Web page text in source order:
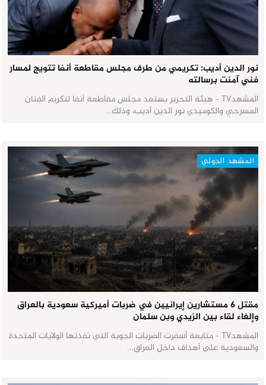
نور الدين أديب: تكريمي من طرف مجلس مقاطعة أنفا تتويج لمسار
فني آمنت برسالته
المشهدTV - هيئة التحرير يستعد مجلس مقاطعة أنفا لتكريم الفنان
المسرحي والكوميدي نور الدين أديب، وذلك…
المشهد الدولي
مقتل 6 مستشارين إيرانيين في ضربات أميركية سعودية بالعراق
وإلغاء لقاء بين الزيدي وبن سلمان
المشهدTV - متابعة أسفرت الضربات الجوية التي نفذتها الولايات المتحدة
والسعودية على أهداف داخل العراق…